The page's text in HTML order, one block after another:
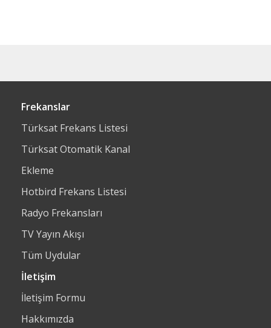
Frekanslar
Türksat Frekans Listesi
Türksat Otomatik Kanal
Ekleme
Hotbird Frekans Listesi
Radyo Frekansları
TV Yayın Akışı
Tüm Uydular
İletişim
İletişim Formu
Hakkımızda